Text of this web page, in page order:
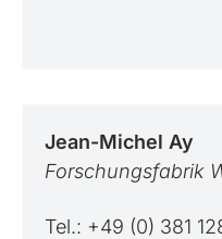
Jean-Michel Ay
Forschungsfabrik
Tel.: +49 (0) 381